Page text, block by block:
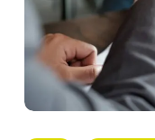
Ort die wichtigsten
Verordnung, damit
Entscheidungen treffen
Fordern Sie Ihre
Wir kümmern uns um